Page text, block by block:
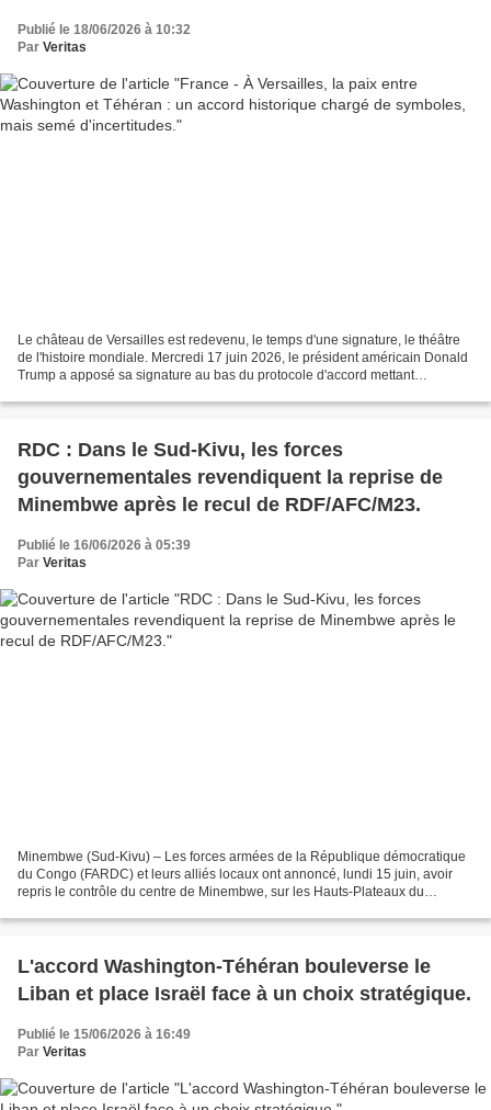
Publié le 18/06/2026 à 10:32
Par Veritas
Le château de Versailles est redevenu, le temps d'une signature, le théâtre
de l'histoire mondiale. Mercredi 17 juin 2026, le président américain Donald
Trump a apposé sa signature au bas du protocole d'accord mettant
RDC : Dans le Sud-Kivu, les forces
gouvernementales revendiquent la reprise de
Minembwe après le recul de RDF/AFC/M23.
Publié le 16/06/2026 à 05:39
Par Veritas
Minembwe (Sud-Kivu) – Les forces armées de la République démocratique
du Congo (FARDC) et leurs alliés locaux ont annoncé, lundi 15 juin, avoir
repris le contrôle du centre de Minembwe, sur les Hauts-Plateaux du
L'accord Washington-Téhéran bouleverse le
Liban et place Israël face à un choix stratégique.
Publié le 15/06/2026 à 16:49
Par Veritas